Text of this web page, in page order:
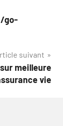
go-
suivant
meilleure
vie